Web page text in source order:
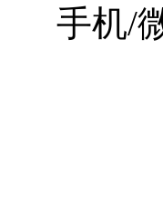
手机/